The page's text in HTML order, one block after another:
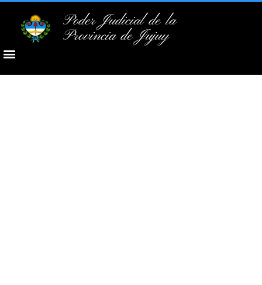
Poder Judicial de la
Provincia de Jujuy